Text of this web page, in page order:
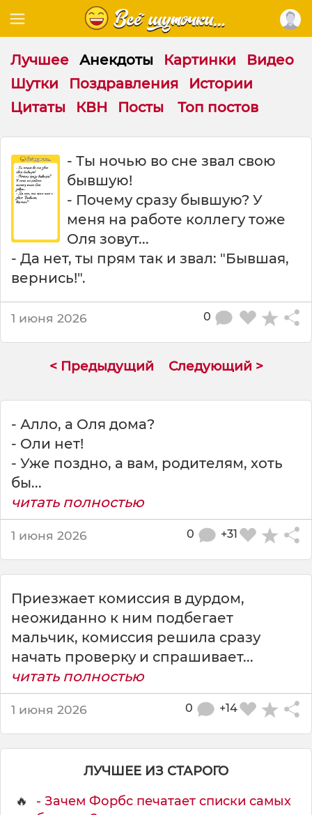
Лучшее Анекдоты Картинки
Видео
Шутки
Поздравления
Истории
Цитаты
КВН Посты Топ постов
н
- Ты ночью во сне звал свою
бывшую!
- Почему сразу бывшую? У
меня на работе коллегу тоже
Оля зовут...
- Да нет, ты прям так и звал: "Бывшая,
вернись!".
1 июня 2026 0
< Предыдущий Следующий >
- Алло, а Оля дома?
- Оли нет!
- Уже поздно, а вам, родителям, хоть
бы...
читать полностью
1 июня 2026 +31
0
Приезжает комиссия в дурдом,
неожиданно к ним подбегает
мальчик, комиссия решила сразу
начать проверку и спрашивает...
читать полностью
1 июня 2026 +14
0
ЛУЧШЕЕ ИЗ СТАРОГО
🔥
- Зачем Форбс печатает списки самых